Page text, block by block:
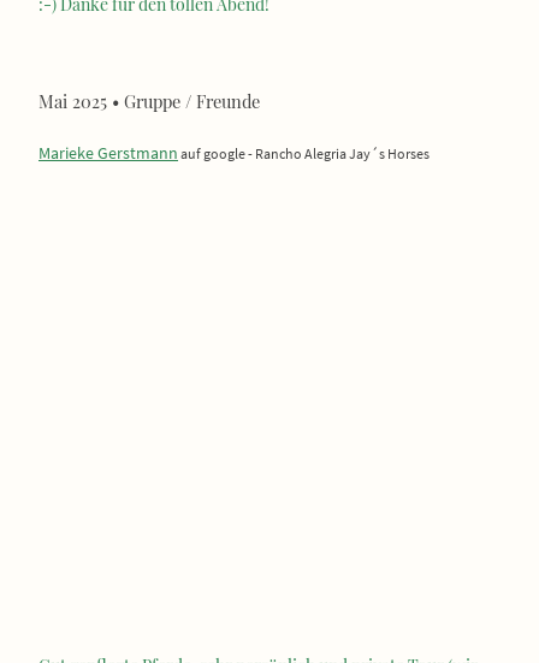
:-) Danke für den tollen Abend!
Mai 2025 • Gruppe / Freunde
Marieke Gerstmann auf google - Rancho Alegria Jay´s Horses